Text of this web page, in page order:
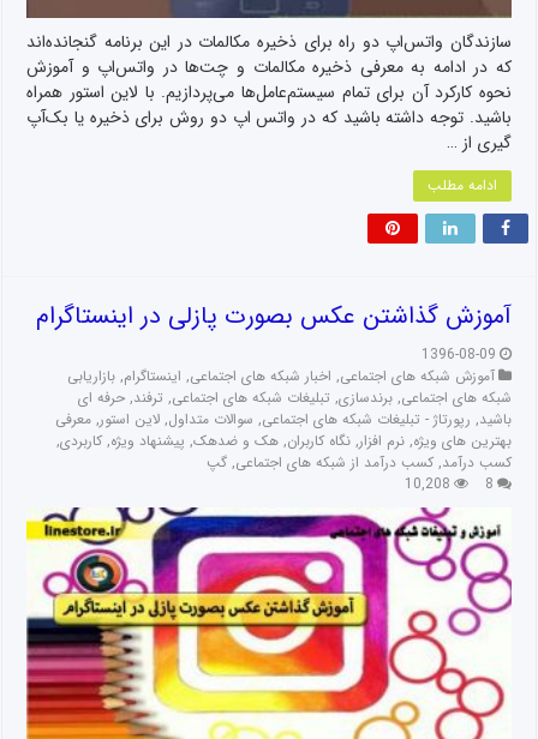
سازندگان واتس‌اپ دو راه برای ذخیره مکالمات در این برنامه گنجانده‌اند
که در ادامه به معرفی ذخیره مکالمات و چت‌ها در واتس‌اپ و آموزش
نحوه کارکرد آن‌ برای تمام سیستم‌عامل‌ها می‌پردازیم. با لاین استور همراه
باشید. توجه داشته باشید که در واتس اپ دو روش برای ذخیره یا بک‌آپ
گیری از …
ادامه مطلب
آموزش گذاشتن عکس بصورت پازلی در اینستاگرام
1396-08-09
آموزش شبکه های اجتماعی, اخبار شبکه های اجتماعی, اینستاگرام, بازاریابی
شبکه های اجتماعی, برندسازی, تبلیغات شبکه های اجتماعی, ترفند, حرفه ای
باشید, رپورتاژ - تبلیغات شبکه های اجتماعی, سوالات متداول, لاین استور, معرفی
بهترین های ویژه, نرم افزار, نگاه کاربران, هک و ضدهک, پیشنهاد ویژه, کاربردی,
کسب درآمد, کسب درآمد از شبکه های اجتماعی, گپ
8
10,208